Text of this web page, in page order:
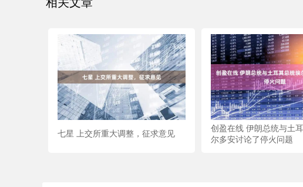
七星 上交所重大调整，征求意见
创盈在线 伊朗总统与土
尔多安讨论了停火问题